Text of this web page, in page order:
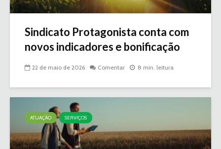
Sindicato Protagonista conta com
novos indicadores e bonificação
22 de maio de 2026 Comentar 8 min. leitura
ATUAÇÃO SERVIÇOS